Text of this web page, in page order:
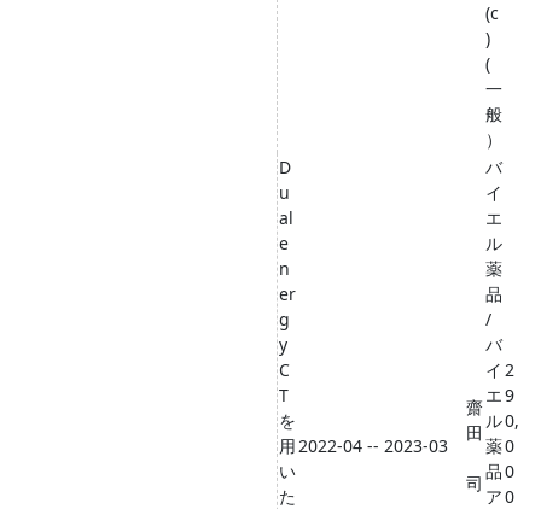
(c
)
(
一
般
）
D
u
al
e
n
er
g
y
C
T
を
用
い
た
2022-04 -- 2023-03
齋
田
司
バ
イ
エ
ル
薬
品
/
バ
イ
エ
ル
薬
品
ア
2
9
0,
0
0
0